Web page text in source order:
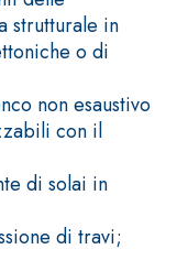
strutturale in
o di
non esaustivo
con il
di solai in
di travi;
Sistema POSA
RIVESTIMENTI
FASSAFLOOR –
FASSAFLOOR
Lisciatura
base di
quarzo, ad alta
conducibilità
la